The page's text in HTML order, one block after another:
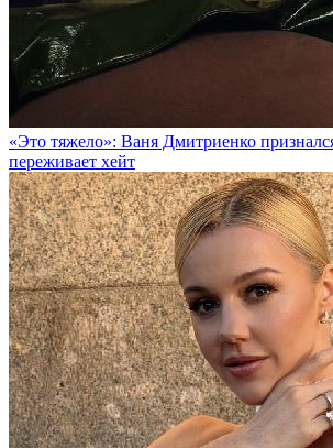
«Это тяжело»: Ваня Дмитриенко
переживает хейт